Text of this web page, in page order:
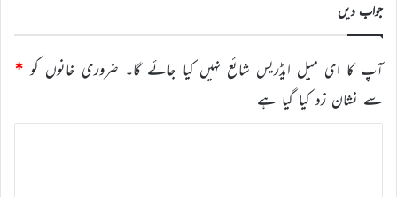
جواب دیں
آپ کا ای میل ایڈریس شائع نہیں کیا جائے گا۔ ضروری خانوں کو *
سے نشان زد کیا گیا ہے